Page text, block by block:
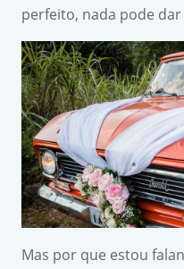
perfeito, nada pode
Mas por que estou